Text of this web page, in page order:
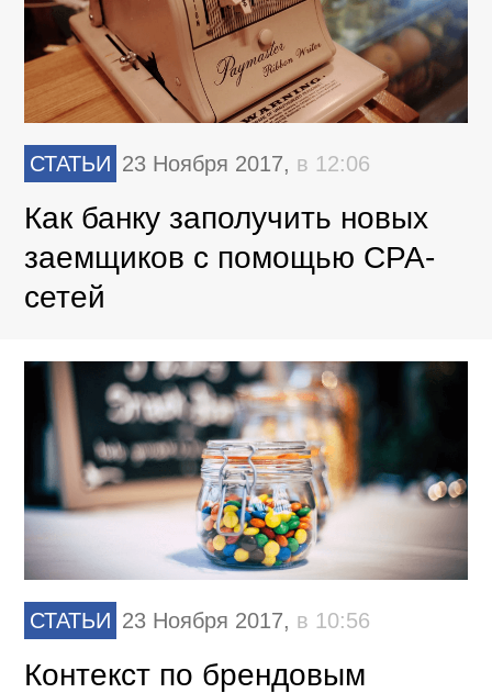
СТАТЬИ 23 Ноября 2017, в 12:06
Как банку заполучить новых
заемщиков с помощью CPA-
сетей
СТАТЬИ 23 Ноября 2017, в 10:56
Контекст по брендовым